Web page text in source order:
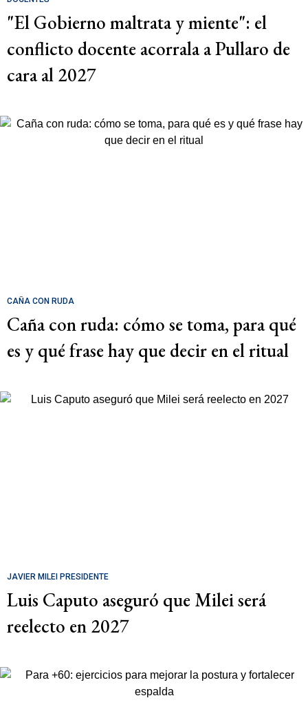
"El Gobierno maltrata y miente": el
conflicto docente acorrala a Pullaro de
cara al 2027
CAÑA CON RUDA
Caña con ruda: cómo se toma, para qué
es y qué frase hay que decir en el ritual
JAVIER MILEI PRESIDENTE
Luis Caputo aseguró que Milei será
reelecto en 2027